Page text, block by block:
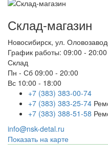
Склад-магазин
Новосибирск, ул.
График работы: 09:00 - 20:00
Склад
Пн - Сб 09:00 - 20:00
Вс 10:00 - 18:00
+7 (383) 383-00-74
+7 (383) 383-25-74
+7 (383) 388-51-58
info@nsk-detal.ru
Показать на карте